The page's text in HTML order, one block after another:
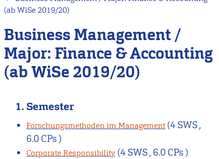
to
our
English
(ab WiSe 2019/20)
Business Management /
Major: Finance & Accounting
(ab WiSe 2019/20)
1. Semester
Forschungsmethoden im Management (4 SWS ,
6.0 CPs )
Corporate Responsibility (4 SWS , 6.0 CPs )